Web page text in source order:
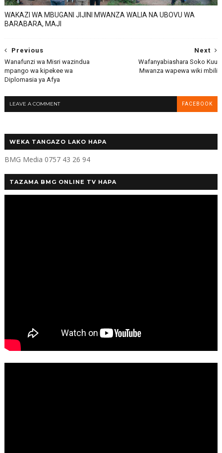
WAKAZI WA MBUGANI JIJINI MWANZA WALIA NA UBOVU WA
BARABARA, MAJI
Next
Wafanyabiashara Soko Kuu
Mwanza wapewa wiki mbili
Previous
Wanafunzi wa Misri wazindua
mpango wa kipekee wa
Diplomasia ya Afya
LEAVE A COMMENT FACEBOOK
WEKA TANGAZO LAKO HAPA
BMG Media 0757 43 26 94
TAZAMA BMG ONLINE TV HAPA